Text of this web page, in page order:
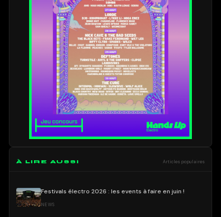
À LIRE AUSSI Articles populaires
Festivals électro 2026 : les events à faire en juin !
NEWS